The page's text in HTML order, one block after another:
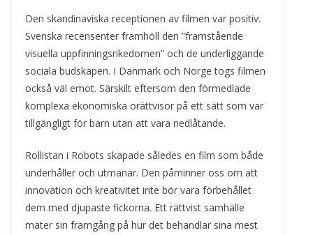
Den skandinaviska receptionen av filmen var positiv.
Svenska recensenter framhöll den ”framstående
visuella uppfinningsrikedomen” och de underliggande
sociala budskapen. I Danmark och Norge togs filmen
också väl emot. Särskilt eftersom den förmedlade
komplexa ekonomiska orättvisor på ett sätt som var
tillgängligt för barn utan att vara nedlåtande.
Rollistan i Robots skapade således en film som både
underhåller och utmanar. Den påminner oss om att
innovation och kreativitet inte bör vara förbehållet
dem med djupaste fickorna. Ett rättvist samhälle
mäter sin framgång på hur det behandlar sina mest